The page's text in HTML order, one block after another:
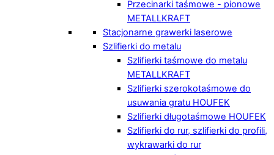
Przecinarki taśmowe - pionowe
METALLKRAFT
Stacjonarne grawerki laserowe
Szlifierki do metalu
Szlifierki taśmowe do metalu
METALLKRAFT
Szlifierki szerokotaśmowe do
usuwania gratu HOUFEK
Szlifierki długotaśmowe HOUFEK
Szlifierki do rur, szlifierki do profili,
wykrawarki do rur